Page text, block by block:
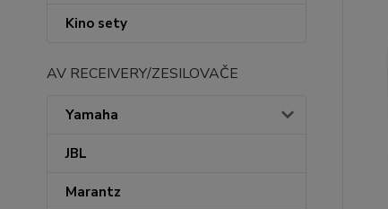
Kino sety
AV RECEIVERY/ZESILOVAČE
Yamaha
JBL
Marantz